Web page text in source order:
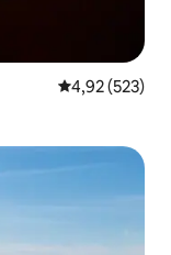
5 üzerinden
4,92 (523)